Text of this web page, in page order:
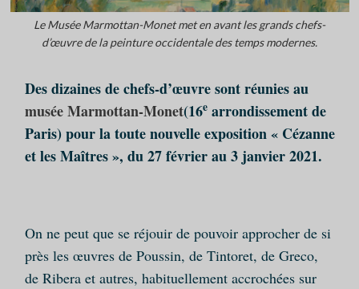
Le Musée Marmottan-Monet met en avant les grands chefs-
d’œuvre de la peinture occidentale des temps modernes.
Des dizaines de chefs-d’œuvre sont réunies au
musée Marmottan-Monet(16earrondissement de
Paris) pour la toute nouvelle exposition « Cézanne
et les Maîtres », du 27 février au 3 janvier 2021.
On ne peut que se réjouir de pouvoir approcher de si
près les œuvres de Poussin, de Tintoret, de Greco,
de Ribera et autres, habituellement accrochées sur